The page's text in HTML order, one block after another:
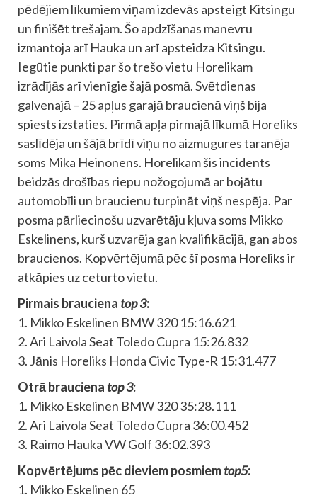
pēdējiem līkumiem viņam izdevās apsteigt Kitsingu
un finišēt trešajam. Šo apdzīšanas manevru
izmantoja arī Hauka un arī apsteidza Kitsingu.
Iegūtie punkti par šo trešo vietu Horelikam
izrādījās arī vienīgie šajā posmā. Svētdienas
galvenajā – 25 apļus garajā braucienā viņš bija
spiests izstaties. Pirmā apļa pirmajā līkumā Horeliks
saslīdēja un šājā brīdī viņu no aizmugures taranēja
soms Mika Heinonens. Horelikam šis incidents
beidzās drošības riepu nožogojumā ar bojātu
automobīli un braucienu turpināt viņš nespēja. Par
posma pārliecinošu uzvarētāju kļuva soms Mikko
Eskelinens, kurš uzvarēja gan kvalifikācijā, gan abos
braucienos. Kopvērtējumā pēc šī posma Horeliks ir
atkāpies uz ceturto vietu.
Pirmais brauciena top 3:
1. Mikko Eskelinen BMW 320 15:16.621
2. Ari Laivola Seat Toledo Cupra 15:26.832
3. Jānis Horeliks Honda Civic Type-R 15:31.477
Otrā brauciena top 3:
1. Mikko Eskelinen BMW 320 35:28.111
2. Ari Laivola Seat Toledo Cupra 36:00.452
3. Raimo Hauka VW Golf 36:02.393
Kopvērtējums pēc dieviem posmiemtop5:
1. Mikko Eskelinen 65